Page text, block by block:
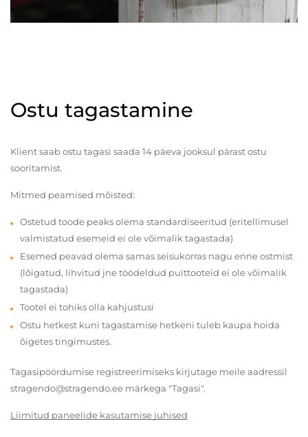
Ostu tagastamine
Klient saab ostu tagasi saada 14 päeva jooksul pärast ostu
sooritamist.
Mitmed peamised mõisted:
Ostetud toode peaks olema standardiseeritud (eritellimusel
valmistatud esemeid ei ole võimalik tagastada)
Esemed peavad olema samas seisukorras nagu enne ostmist
(lõigatud, lihvitud jne töödeldud puittooteid ei ole võimalik
tagastada)
Tootel ei tohiks olla kahjustusi
Ostu hetkest kuni tagastamise hetkeni tuleb kaupa hoida
õigetes tingimustes.
Tagasipöördumise registreerimiseks kirjutage meile aadressil
stragendo@stragendo.ee märkega "Tagasi".
Liimitud paneelide kasutamise juhised